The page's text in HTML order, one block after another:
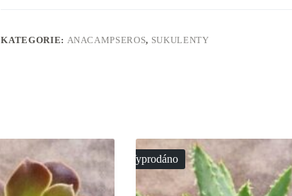
KATEGORIE: ANACAMPSEROS, SUKULENTY
Vyprodáno